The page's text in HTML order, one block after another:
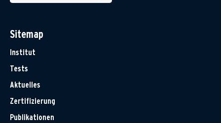
Sitemap
Institut
Tests
Aktuelles
Zertifizierung
Publikationen